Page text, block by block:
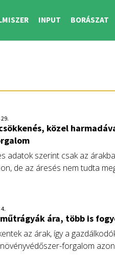
INPUT BORÁSZAT
közel
adatok szerint csak az
de az áresés nem tudta
ára, több is
az árak, így a
forgalom